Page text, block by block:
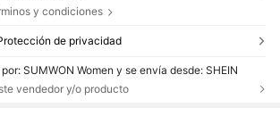
y condiciones
de privacidad
SUMWON Women y se envía desde: SHEIN
vendedor y/o producto